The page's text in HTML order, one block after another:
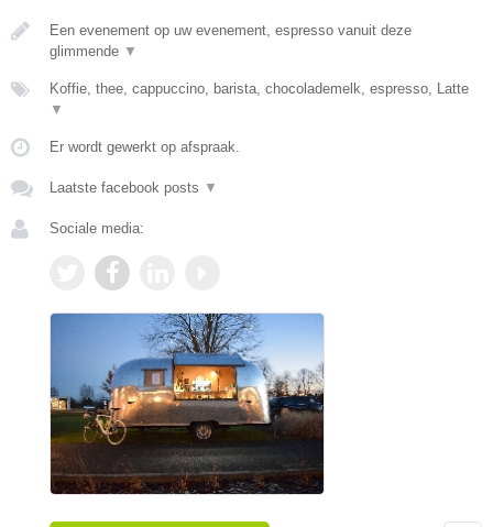
Een evenement op uw evenement, espresso vanuit deze
glimmende ▼
Koffie, thee, cappuccino, barista, chocolademelk, espresso, Latte
▼
Er wordt gewerkt op afspraak.
Laatste facebook posts ▼
Sociale media: